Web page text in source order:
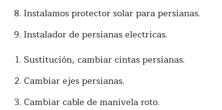
Instalamos protector solar para persianas.
Instalador de persianas electricas.
Sustitución, cambiar cintas persianas.
Cambiar ejes persianas.
Cambiar cable de manivela roto.